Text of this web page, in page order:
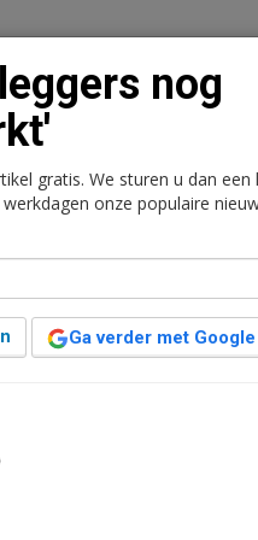
Abonnementen
leestijd
van Cushman &
in Nederland naar
nog
gratis. We sturen u dan een
onze populaire
Ga verder met Google